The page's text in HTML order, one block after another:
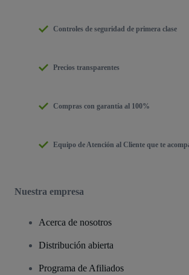
Controles de seguridad de primera clase
Precios transparentes
Compras con garantía al 100%
Equipo de Atención al Cliente que te
Nuestra empresa
Acerca de nosotros
Distribución abierta
Programa de Afiliados